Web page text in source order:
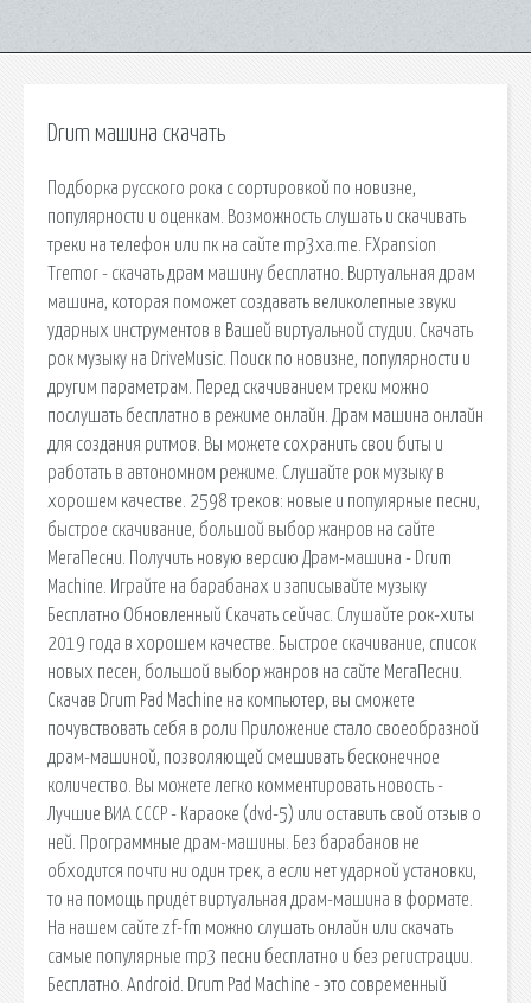
Drum машина скачать
Подборка русского рока с сортировкой по новизне,
популярности и оценкам. Возможность слушать и скачивать
треки на телефон или пк на сайте mp3xa.me. FXpansion
Tremor - скачать драм машину бесплатно. Виртуальная драм
машина, которая поможет создавать великолепные звуки
ударных инструментов в Вашей виртуальной студии. Скачать
рок музыку на DriveMusic. Поиск по новизне, популярности и
другим параметрам. Перед скачиванием треки можно
послушать бесплатно в режиме онлайн. Драм машина онлайн
для создания ритмов. Вы можете сохранить свои биты и
работать в автономном режиме. Слушайте рок музыку в
хорошем качестве. 2598 треков: новые и популярные песни,
быстрое скачивание, большой выбор жанров на сайте
МегаПесни. Получить новую версию Драм-машина - Drum
Machine. Играйте на барабанах и записывайте музыку
Бесплатно Обновленный Скачать сейчас. Слушайте рок-хиты
2019 года в хорошем качестве. Быстрое скачивание, список
новых песен, большой выбор жанров на сайте МегаПесни.
Скачав Drum Pad Machine на компьютер, вы сможете
почувствовать себя в роли Приложение стало своеобразной
драм-машиной, позволяющей смешивать бесконечное
количество. Вы можете легко комментировать новость -
Лучшие ВИА СССР - Караоке (dvd-5) или оставить свой отзыв о
ней. Программные драм-машины. Без барабанов не
обходится почти ни один трек, а если нет ударной установки,
то на помощь придёт виртуальная драм-машина в формате.
На нашем сайте zf-fm можно слушать онлайн или скачать
самые популярные mp3 песни бесплатно и без регистрации.
Бесплатно. Android. Drum Pad Machine - это современный